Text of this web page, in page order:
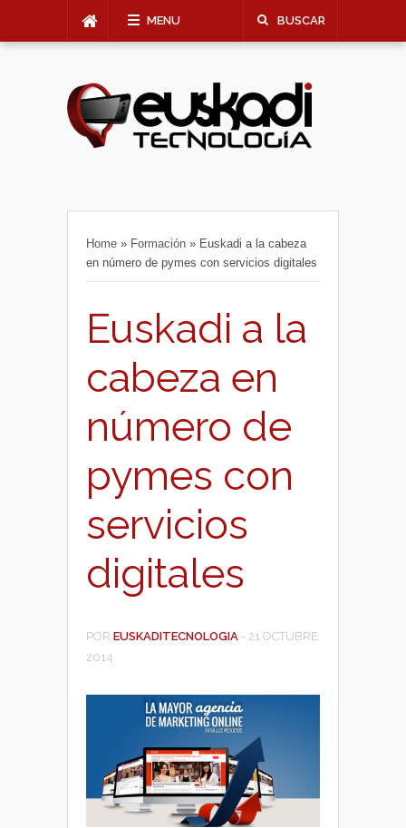
MENU BUSCAR
Home » Formación » Euskadi a la cabeza
en número de pymes con servicios digitales
Euskadi a la
cabeza en
número de
pymes con
servicios
digitales
POR EUSKADITECNOLOGIA - 21 OCTUBRE
2014